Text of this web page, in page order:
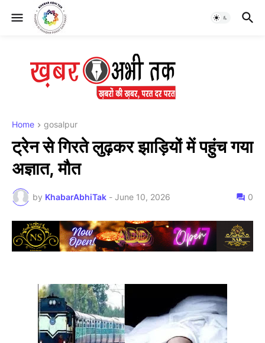
Home gosalpur
ट्रेन से गिरते लुढ़कर झाड़ियों में पहुंच गया
अज्ञात, मौत
by KhabarAbhiTak - June 10, 2026 0